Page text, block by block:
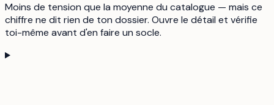
Moins de tension que la moyenne du catalogue — mais ce
chiffre ne dit rien de ton dossier. Ouvre le détail et vérifie
toi-même avant d'en faire un socle.